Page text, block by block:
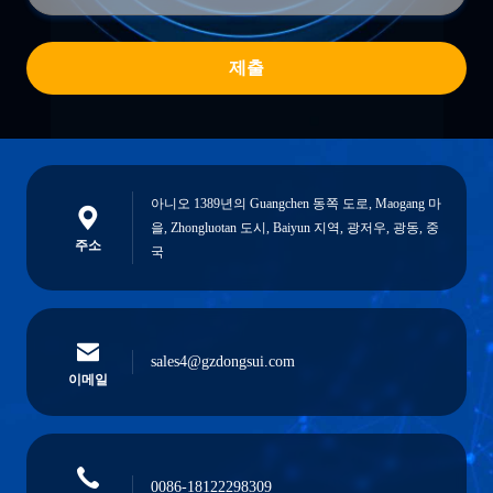
제출
주소
아니오 1389년의 Guangchen 동쪽 도로, Maogang 마
을, Zhongluotan 도시, Baiyun 지역, 광저우, 광동, 중
국
이메일
sales4@gzdongsui.com
0086-18122298309